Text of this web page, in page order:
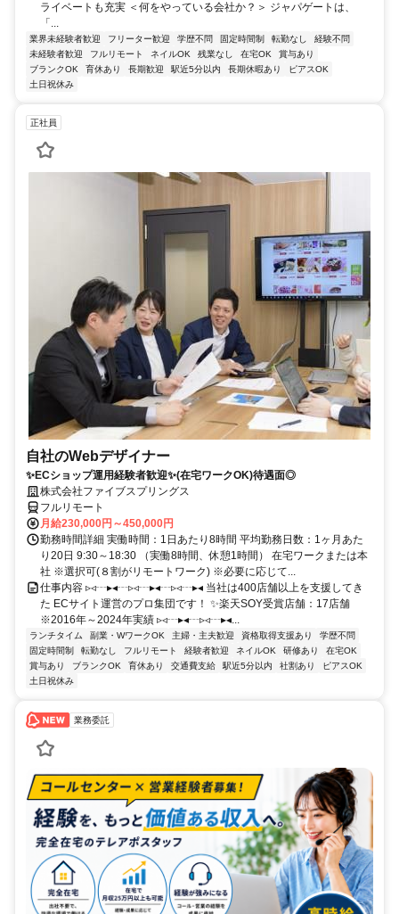
ライベートも充実 ＜何をやっている会社か？＞ ジャパゲートは、
「...
業界未経験者歓迎 フリーター歓迎 学歴不問 固定時間制 転勤なし
経験不問
未経験者歓迎
フルリモート ネイルOK 残業なし 在宅OK
賞与あり
ブランクOK
育休あり 長期歓迎 駅近5分以内 長期休暇あり
ピアスOK
土日祝休み
正社員
自社のWebデザイナー
✨ECショップ運用経験者歓迎✨(在宅ワークOK)待遇面◎
株式会社ファイブスプリングス
フルリモート
月給230,000円～450,000円
勤務時間詳細 実働時間：1日あたり8時間 平均勤務日数：1ヶ月あた
り20日 9:30～18:30 （実働8時間、休憩1時間） 在宅ワークまたは本
社 ※選択可(８割がリモートワーク) ※必要に応じて...
仕事内容 ▹◃┄▸◂┄▹◃┄▸◂┄▹◃┄▸◂ 当社は400店舗以上を支援してき
た ECサイト運営のプロ集団です！ ✨楽天SOY受賞店舗：17店舗
※2016年～2024年実績 ▹◃┄▸◂┄▹◃┄▸◂...
ランチタイム 副業・WワークOK 主婦・主夫歓迎 資格取得支援あり
学歴不問
固定時間制
転勤なし フルリモート 経験者歓迎 ネイルOK 研修あり
在宅OK
賞与あり
ブランクOK 育休あり 交通費支給 駅近5分以内 社割あり
ピアスOK
土日祝休み
業務委託